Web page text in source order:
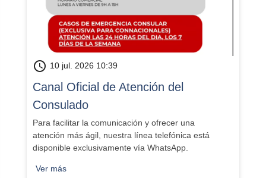
schedule 10 jul. 2026 10:39
Canal Oficial de Atención del
Consulado
Para facilitar la comunicación y ofrecer una
atención más ágil, nuestra línea telefónica está
disponible exclusivamente vía WhatsApp.
Ver más